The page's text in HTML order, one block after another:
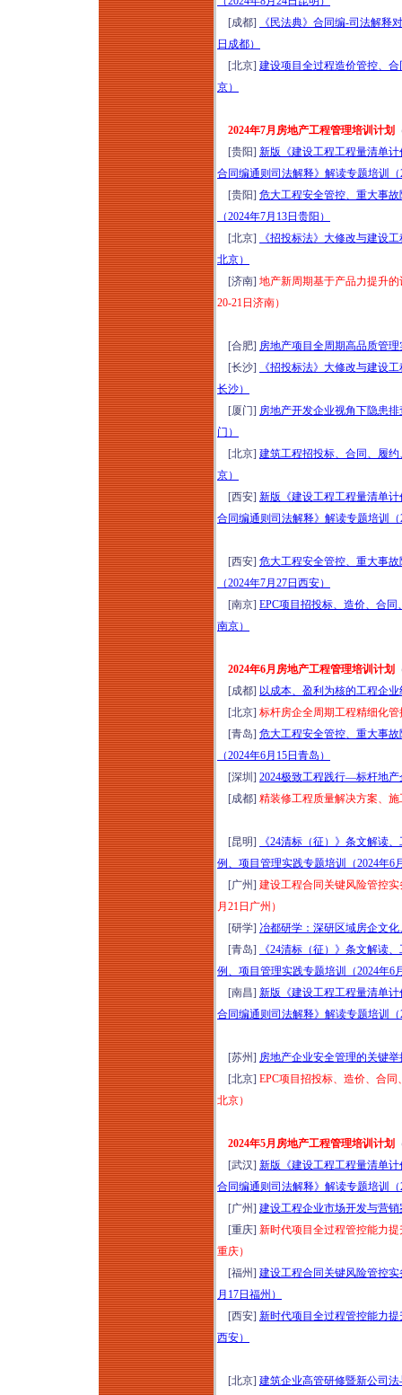
[成都]
《民法典》合同编-司法解释
日成都）
[北京] 建设项目全过程造价管控、
京）
2024年7月房地产工程管理培训计划
[贵阳] 新版《建设工程工程量清单
合同编通则司法解释》解读专题培训（
[贵阳] 危大工程安全管控、重大事
（2024年7月13日贵阳）
[北京]
《招投标法》大修改与建设
北京）
[济南] 地产新周期基于产品力提升
20-21日济南）
[合肥] 房地产项目全周期高品质管
[长沙]
《招投标法》大修改与建设
长沙）
[厦门] 房地产开发企业视角下隐患
门）
[北京] 建筑工程招投标、合同、履
京）
[西安] 新版《建设工程工程量清单
合同编通则司法解释》解读专题培训（
[西安] 危大工程安全管控、重大事
（2024年7月27日西安）
[南京] EPC项目招投标、造价、合
南京）
2024年6月房地产工程管理培训计划
[成都] 以成本、盈利为核的工程企
[北京] 标杆房企全周期工程精细化
[青岛] 危大工程安全管控、重大事
（2024年6月15日青岛）
[深圳] 2024极致工程践行—标杆地
[成都] 精装修工程质量解决方案、
[昆明]
《24清标（征）》条文解读
例、项目管理实践专题培训（2024年6
[广州] 建设工程合同关键风险管控
月21日广州）
[研学] 冶都研学：深研区域房企文
[青岛]
《24清标（征）》条文解读
例、项目管理实践专题培训（2024年6
[南昌] 新版《建设工程工程量清单
合同编通则司法解释》解读专题培训（
[苏州] 房地产企业安全管理的关键
[北京] EPC项目招投标、造价、合
北京）
2024年5月房地产工程管理培训计划
[武汉] 新版《建设工程工程量清单
合同编通则司法解释》解读专题培训（
[广州] 建设工程企业市场开发与营
[重庆] 新时代项目全过程管控能力
重庆）
[福州] 建设工程合同关键风险管控
月17日福州）
[西安] 新时代项目全过程管控能力
西安）
[北京] 建筑企业高管研修暨新公司